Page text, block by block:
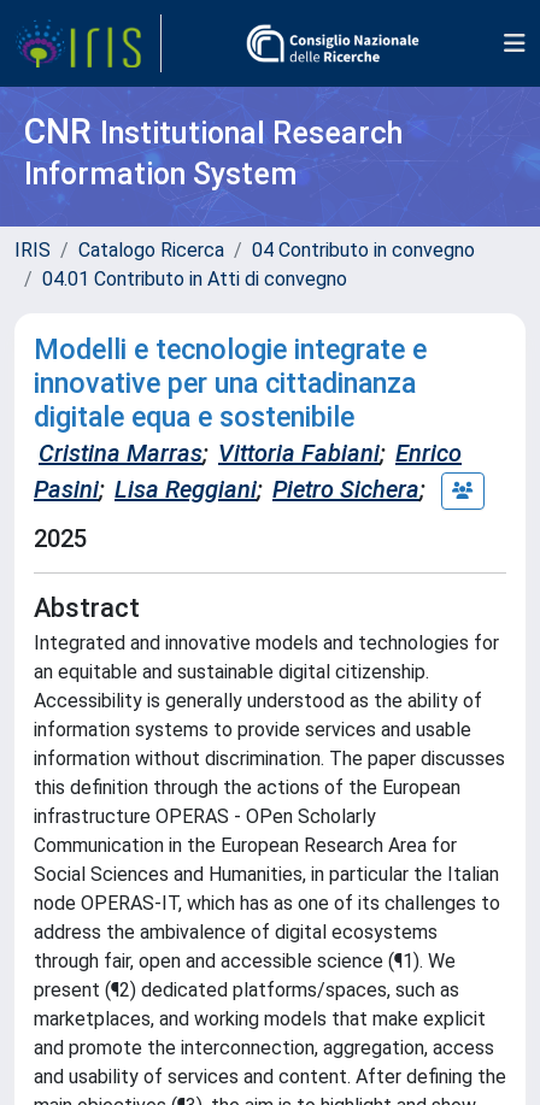
CNR Institutional Research
Information System
IRIS Catalogo Ricerca
04 Contributo in convegno
04.01 Contributo in Atti di convegno
Modelli e tecnologie integrate e
innovative per una cittadinanza
digitale equa e sostenibile
Cristina Marras; Vittoria Fabiani; Enrico
Pasini; Lisa Reggiani; Pietro Sichera;
2025
Abstract
Integrated and innovative models and technologies for
an equitable and sustainable digital citizenship.
Accessibility is generally understood as the ability of
information systems to provide services and usable
information without discrimination. The paper discusses
this definition through the actions of the European
infrastructure OPERAS - OPen Scholarly
Communication in the European Research Area for
Social Sciences and Humanities, in particular the Italian
node OPERAS-IT, which has as one of its challenges to
address the ambivalence of digital ecosystems
through fair, open and accessible science (¶1). We
present (¶2) dedicated platforms/spaces, such as
marketplaces, and working models that make explicit
and promote the interconnection, aggregation, access
and usability of services and content. After defining the